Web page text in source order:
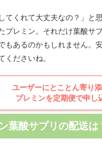
てくれて大丈夫なの？」と
プレミン。それだけ葉酸サ
もあるのかもしれません。
くださいね。
ユーザーにとことん寄り
プレミンを定期便で申し
葉酸サプリの配送は